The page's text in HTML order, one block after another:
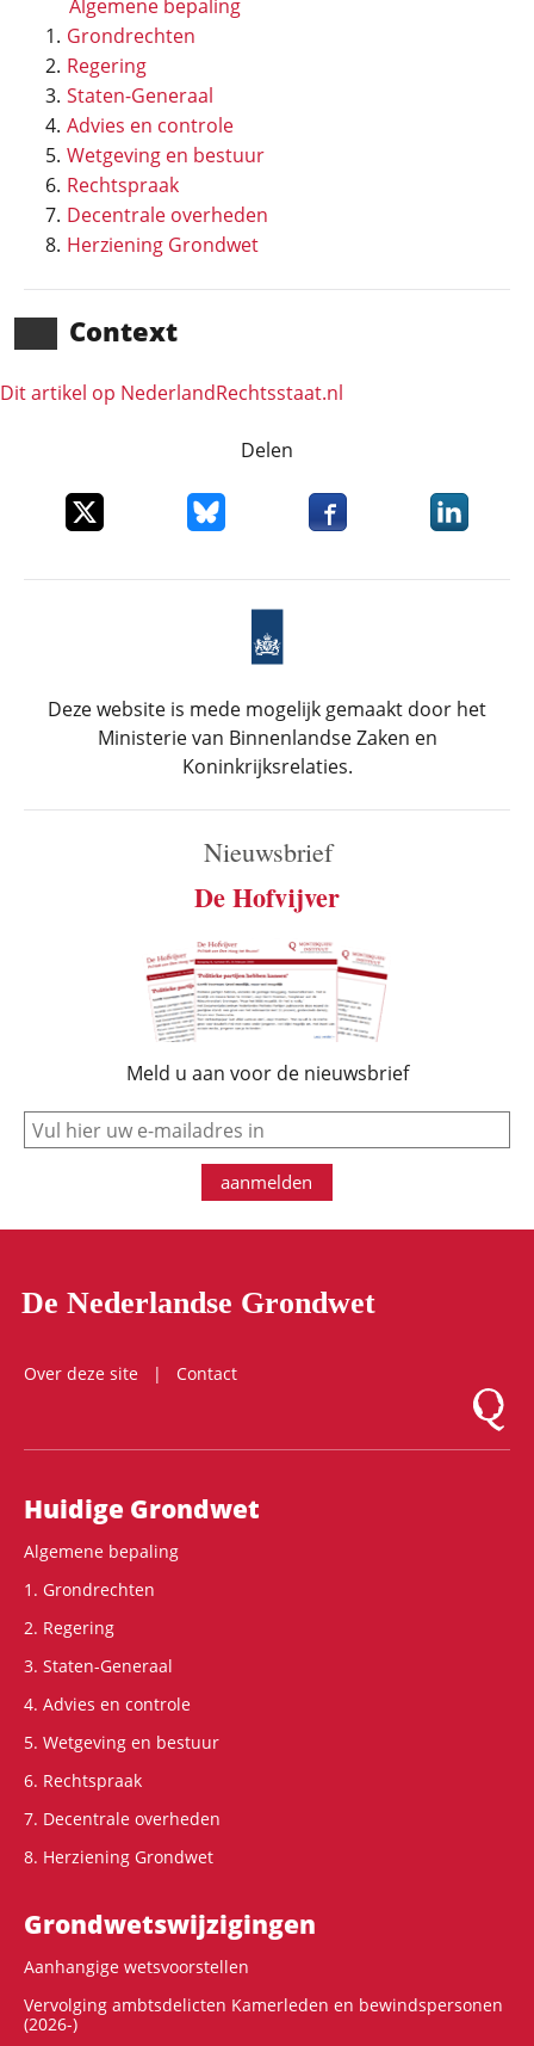
Algemene bepaling
Grondrechten
Regering
Staten-Generaal
Advies en controle
Wetgeving en bestuur
Rechtspraak
Decentrale overheden
Herziening Grondwet
Context
Dit artikel op NederlandRechts­staat.nl
Delen
Deel dit item op XDeel dit item op Bluesky
Deel dit item opDeel dit
Deze website is mede mogelijk gemaakt door het
Ministerie van Binnenlandse Zaken en
Koninkrijksrelaties.
Nieuwsbrief
De Hofvijver
Meld u aan voor de nieuwsbrief
e-mail
aanmelden
De Nederlandse Grondwet
Over deze site
Contact
Logo
Hoofdnavigatie
Huidige Grondwet
Algemene bepaling
1. Grondrechten
2. Regering
3. Staten-Generaal
4. Advies en controle
5. Wetgeving en bestuur
6. Rechtspraak
7. Decentrale overheden
8. Herziening Grondwet
Grondwets­wijzigingen
Aanhangige wetsvoorstellen
Vervolging ambtsdelicten Kamerleden en bewindspersonen
(2026-)